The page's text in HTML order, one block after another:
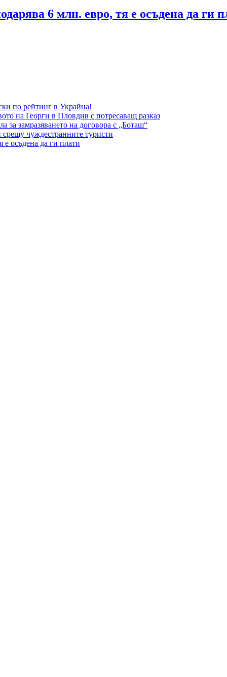
6 млн. евро, тя е осъдена да ги
по рейтинг в Украйна!
на Георги в Пловдив с потресаващ разказ
замразяването на договора с „Боташ“
чуждестранните туристи
осъдена да ги плати